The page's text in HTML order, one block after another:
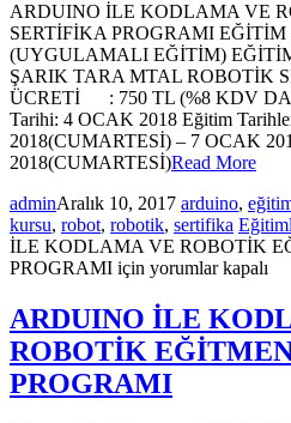
ARDUINO İLE KODLAMA VE
SERTİFİKA PROGRAMI EĞİTİM
(UYGULAMALI EĞİTİM)
ŞARIK TARA MTAL ROBOTİK
ÜCRETİ : 750 TL (%8 KDV
Tarihi: 4 OCAK 2018 Eğitim
2018(CUMARTESİ) – 7 OCAK
2018(CUMARTESİ)Read More
adminAralık 10, 2017 arduino,
kursu, robot, robotik, sertifika
İLE KODLAMA VE ROBOTİK
PROGRAMI için yorumlar kapalı
ARDUINO İLE
ROBOTİK
PROGRAMI